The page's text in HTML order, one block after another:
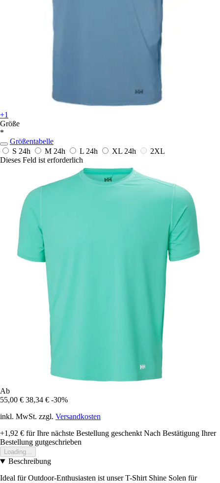
+1
Größe
*
Größentabelle
S 24h M 24h L 24h XL 24h
2XL
Dieses Feld ist erforderlich
Ab
55,00 € 38,34 € -30%
inkl. MwSt. zzgl. Versandkosten
+1,92 € für Ihre nächste Bestellung geschenkt Nach Bestätigung Ihrer
Bestellung gutgeschrieben
Loading...
Beschreibung
Ideal für Outdoor-Enthusiasten ist unser T-Shirt Shine Solen für